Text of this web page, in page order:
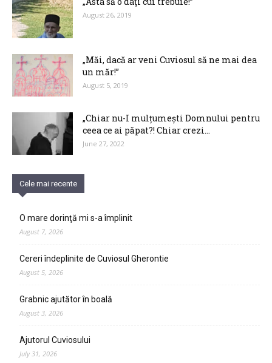
August 26, 2019
„Măi, dacă ar veni Cuviosul să ne mai dea
un măr!”
August 5, 2019
„Chiar nu-I mulțumești Domnului pentru
ceea ce ai păpat?! Chiar crezi...
June 27, 2022
Cele mai recente
O mare dorinţă mi s-a împlinit
August 7, 2026
Cereri îndeplinite de Cuviosul Gherontie
August 5, 2026
Grabnic ajutător în boală
August 3, 2026
Ajutorul Cuviosului
July 31, 2026